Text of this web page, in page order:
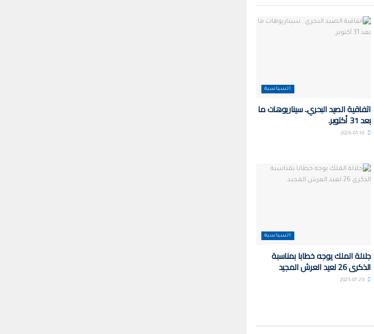
السياسية
اتفاقية الصيد البحري.. سيناريوهات ما
بعد 31 أكتوبر.
السياسية
جلالة الملك يوجه خطابا بمناسبة
الذكرى 26 لعيد العرش المجيد